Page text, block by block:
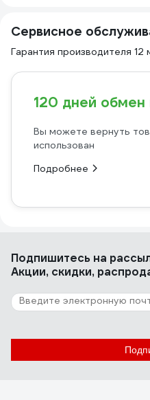
Сервисное
Гарантия производителя 12
120 дней обмен
Вы можете вернуть
использован
Подробнее
Подпишитесь на
Акции, скидки,